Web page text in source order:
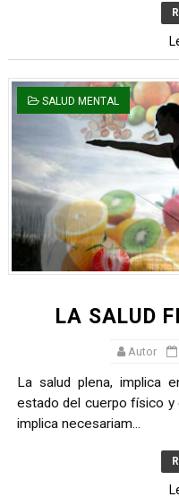
SALUD MENTAL
LA SALUD
Autor
La salud plena, implica
estado del cuerpo físico y
implica necesariam...